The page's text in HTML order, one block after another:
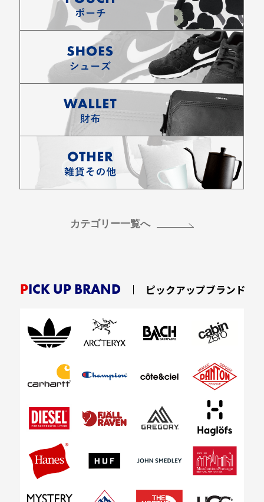
カテゴリー一覧へ
PICK UP BRAND ピックアップブランド